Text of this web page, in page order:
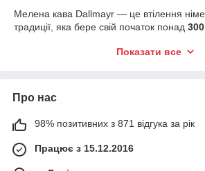
Мелена кава Dallmayr — це втілення
традиції, яка бере свій початок понад
, з часом став символом
всьому світу — і тепер доступна для
ритуалу.
Переваги меленої кави
100% високогірна арабіка
робустою.
Показати все
Про нас
98% позитивних з 871 відгука за рік
Працює з 15.12.2016